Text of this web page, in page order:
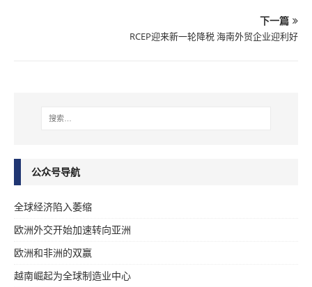
下一篇
RCEP迎来新一轮降税 海南外贸企业迎利好
公众号导航
全球经济陷入萎缩
欧洲外交开始加速转向亚洲
欧洲和非洲的双赢
越南崛起为全球制造业中心